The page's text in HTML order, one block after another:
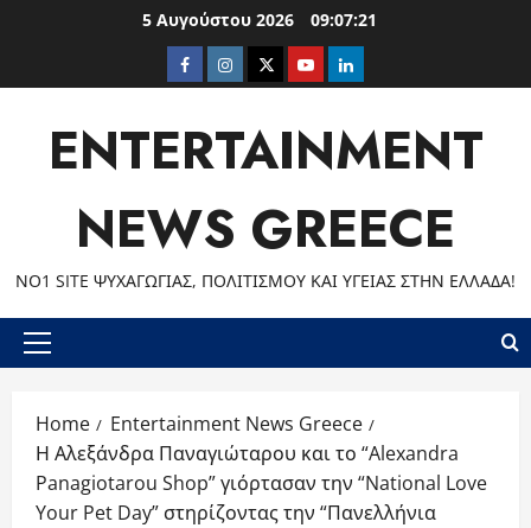
5 Αυγούστου 2026 09:07:22
Facebook
Instagram
TwitterYoutubeLinkedIn
ENTERTAINMENT
NEWS GREECE
ΝΟ1 SITE ΨΥΧΑΓΩΓΊΑΣ, ΠΟΛΙΤΙΣΜΟΎ ΚΑΙ ΥΓΕΊΑΣ ΣΤΗΝ ΕΛΛΆΔΑ!
Primary
Home
Entertainment News Greece
Η Αλεξάνδρα Παναγιώταρου και το “Alexandra
Panagiotarou Shop” γιόρτασαν την “National Love
Your Pet Day” στηρίζοντας την “Πανελλήνια